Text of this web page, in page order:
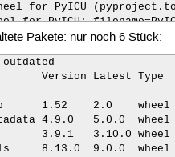
for PyICU
for PyICU:
/home/hessler/
packages: PyICU
PyICU-2.10.1
Pakete: nur noch 6 Stück:
Version Latest Type
------- ------ -----
1.52    2.0    wheel
4.9.0   5.0.0  wheel
3.9.1   3.10.0 wheel
8.13.0  9.0.0  wheel